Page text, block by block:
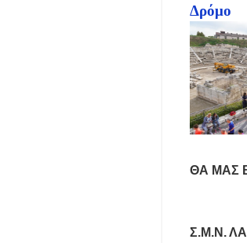
Δρόμο
ΘΑ ΜΑΣ
Σ.Μ.Ν.